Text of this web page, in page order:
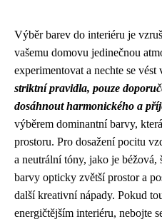
Výběr barev do interiéru je
vašemu domovu jedinečnou
experimentovat a nechte se
striktní pravidla, pouze
dosáhnout harmonického a
výběrem dominantní barvy,
prostoru. Pro dosažení pocitu
a neutrální tóny, jako je béžová,
barvy opticky zvětší prostor a
další kreativní nápady. Pokud
energičtějším interiéru, nebojte